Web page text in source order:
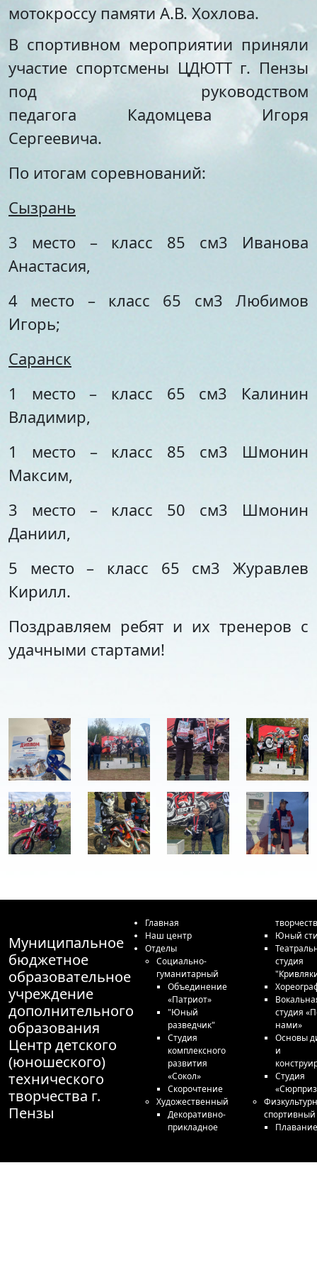
Футбол
Морское многоборье
Волейбол
Тхэквондо
Художественная
Лёгкая атлетика
Фитнес-аэробика
Настольный теннис
Мотоспорт
Стипендии и меры
поддержки обучающихся
Международное
сотрудничество
Организация питания в
образовательной
Документы по АХЧ
Педагогический салон
мотокроссу памяти А.В. Хохлова.
В спортивном мероприятии приняли
участие спортсмены ЦДЮТТ г. Пензы
под руководством
педагога Кадомцева Игоря
Сергеевича.
По итогам соревнований:
Сызрань
3 место – класс 85 см3 Иванова
Анастасия,
4 место – класс 65 см3 Любимов
Игорь;
Саранск
1 место – класс 65 см3 Калинин
Владимир,
1 место – класс 85 см3 Шмонин
Максим,
3 место – класс 50 см3 Шмонин
Даниил,
5 место – класс 65 см3 Журавлев
Кирилл.
Поздравляем ребят и их тренеров с
удачными стартами!
Муниципальное
бюджетное
образовательное
учреждение
дополнительного
образования
Центр детского
(юношеского)
технического
творчества г.
Пензы
Главная
Наш центр
Отделы
Социально-
гуманитарный
Объединение
«Патриот»
"Юный
разведчик"
Студия
комплексного
развития
«Сокол»
Скорочтение
Художественный
Декоративно-
прикладное
Юный
студия
студия
нами»
Основы
и
Студия
спортивный
Плавание